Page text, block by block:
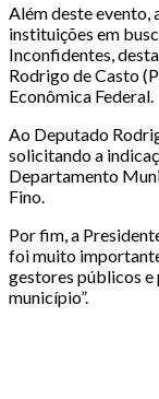
Além deste evento,
instituições em
Inconfidentes,
Rodrigo de Casto
Econômica Federal.
Ao Deputado
solicitando a
Departamento
Fino.
Por fim, a
foi muito
gestores públicos e
município”.